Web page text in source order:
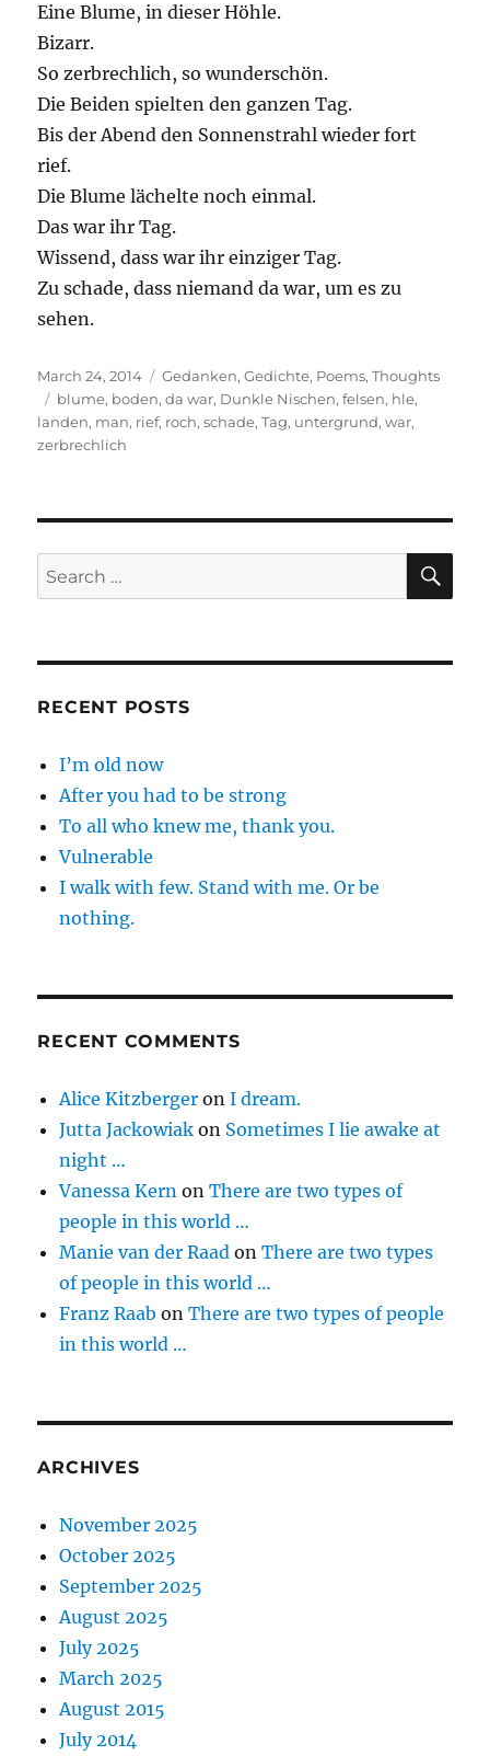
Eine Blume, in dieser Höhle.
Bizarr.
So zerbrechlich, so wunderschön.
Die Beiden spielten den ganzen Tag.
Bis der Abend den Sonnenstrahl wieder fort
rief.
Die Blume lächelte noch einmal.
Das war ihr Tag.
Wissend, dass war ihr einziger Tag.
Zu schade, dass niemand da war, um es zu
sehen.
Posted
on
March 24, 2014 Categories
Gedanken,Gedichte, Poems,Thoughts
Tags
blume, boden,da war, Dunkle Nischen,felsen, hle,
landen, man, rief, roch,schade,Tag, untergrund,war,
zerbrechlich
Search
for:
RECENT POSTS
I’m old now
After you had to be strong
To all who knew me, thank you.
Vulnerable
I walk with few. Stand with me. Or be
nothing.
RECENT COMMENTS
Alice Kitzberger onI dream.
Jutta Jackowiak on Sometimes I lie awake at
night …
Vanessa Kern onThere are two types of
people in this world …
Manie van der Raad onThere are two types
of people in this world …
Franz Raab onThere are two types of people
in this world …
ARCHIVES
November 2025
October 2025
September 2025
August 2025
July 2025
March 2025
August 2015
July 2014